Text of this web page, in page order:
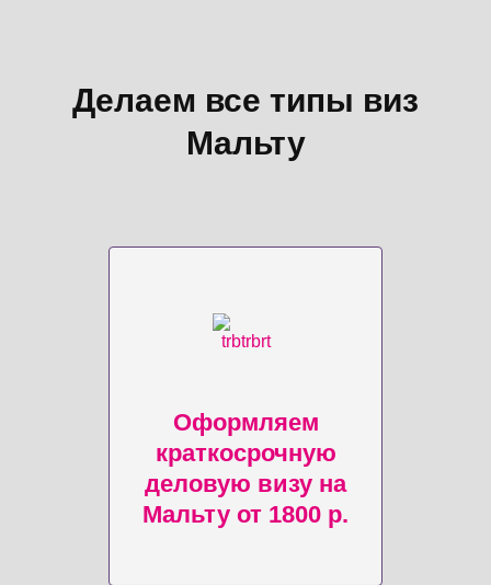
Делаем все типы виз
Мальту
Оформляем
краткосрочную
деловую визу на
Мальту от 1800 р.